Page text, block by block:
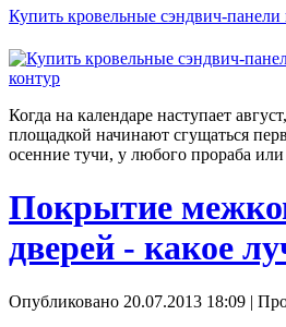
Купить кровельные сэндвич-
Когда на календаре наступает
площадкой начинают сгущаться
осенние тучи, у любого прораба или
Покрытие
дверей - какое
Опубликовано 20.07.2013 18:09 |